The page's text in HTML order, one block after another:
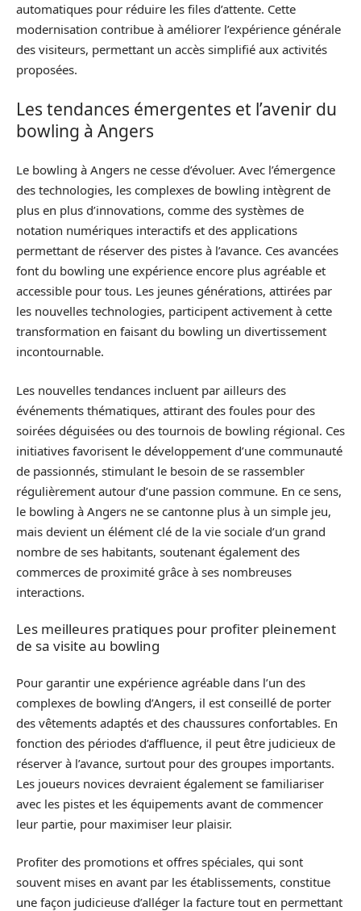
automatiques pour réduire les files d’attente. Cette
modernisation contribue à améliorer l’expérience générale
des visiteurs, permettant un accès simplifié aux activités
proposées.
Les tendances émergentes et l’avenir du
bowling à Angers
Le bowling à Angers ne cesse d’évoluer. Avec l’émergence
des technologies, les complexes de bowling intègrent de
plus en plus d’innovations, comme des systèmes de
notation numériques interactifs et des applications
permettant de réserver des pistes à l’avance. Ces avancées
font du bowling une expérience encore plus agréable et
accessible pour tous. Les jeunes générations, attirées par
les nouvelles technologies, participent activement à cette
transformation en faisant du bowling un divertissement
incontournable.
Les nouvelles tendances incluent par ailleurs des
événements thématiques, attirant des foules pour des
soirées déguisées ou des tournois de bowling régional. Ces
initiatives favorisent le développement d’une communauté
de passionnés, stimulant le besoin de se rassembler
régulièrement autour d’une passion commune. En ce sens,
le bowling à Angers ne se cantonne plus à un simple jeu,
mais devient un élément clé de la vie sociale d’un grand
nombre de ses habitants, soutenant également des
commerces de proximité grâce à ses nombreuses
interactions.
Les meilleures pratiques pour profiter pleinement
de sa visite au bowling
Pour garantir une expérience agréable dans l’un des
complexes de bowling d’Angers, il est conseillé de porter
des vêtements adaptés et des chaussures confortables. En
fonction des périodes d’affluence, il peut être judicieux de
réserver à l’avance, surtout pour des groupes importants.
Les joueurs novices devraient également se familiariser
avec les pistes et les équipements avant de commencer
leur partie, pour maximiser leur plaisir.
Profiter des promotions et offres spéciales, qui sont
souvent mises en avant par les établissements, constitue
une façon judicieuse d’alléger la facture tout en permettant